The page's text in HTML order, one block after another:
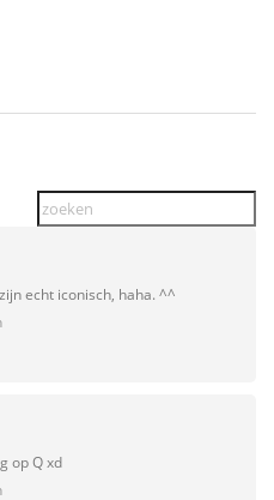
echt iconisch, haha. ^^
op Q xd